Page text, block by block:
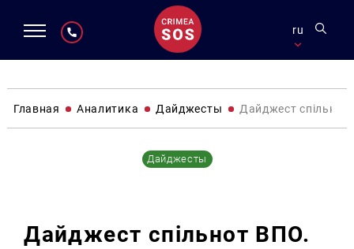
ru
Главная Аналитика Дайджесты Дайджест
Дайджесты
Дайджест спільнот ВПО.